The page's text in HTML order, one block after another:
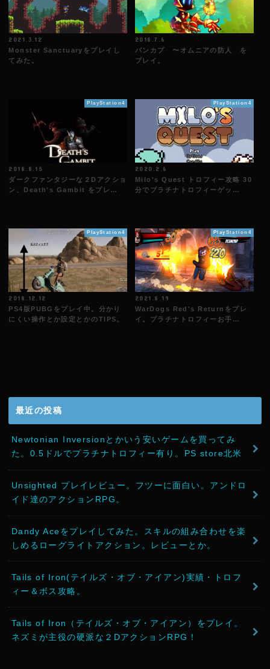
2021.3.12
Monster Sanctuaryをプレイし
てみた。
2018.7.6
パンカプ 〜オムニアの防人 を
プレイ。
PlayStation4
2018.8.15
ダークファンタジーな２Dアクショ
ン、Death's Gambit をプレ…
PlayStation4
2020.2.6
Milo's Quest トロフィー攻略 30
分でプラチナトロフィーゲッ…
PlayStation4
2018.12.12
PS4版PUBGをプレイ中。分かり
にくい操作とか設定とかのTIPS。
PlayStation4
2021.8.19
WarDogs Red's Returnをプレ
イ。プラチナトロフィーお手…
最近の投稿
Newtonian Inversionとかいう安いゲームを買ってみ
た。0.5ドルでプラチナトロフィー有り。PS store北米
Unsighted プレイレビュー。フツーに面白い。アンドロ
イド達のアクションRPG。
Dandy Aceをプレイしてみた。スキルの組み合わせを楽
しめるローグライトアクション。レビューとか。
Tails of Iron(テイルズ・オブ・アイアン)実績・トロフ
ィー＆ボス攻略。
Tails of Iron（テイルズ・オブ・アイアン）をプレイ。
ネズミが主役の硬派な２DアクションRPG！